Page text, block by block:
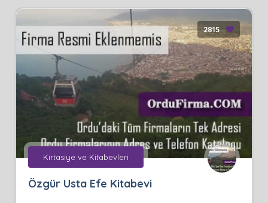
2815
Kirtasiye ve Kitabevleri
Özgür Usta Efe Kitabevi